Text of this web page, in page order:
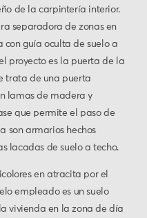
de la carpintería interior.
separadora de zonas en
con guía oculta de suelo a
proyecto es la puerta de la
trata de una puerta
lamas de madera y
que permite el paso de
son armarios hechos
lacadas de suelo a techo.
en atracita por el
empleado es un suelo
vivienda en la zona de día